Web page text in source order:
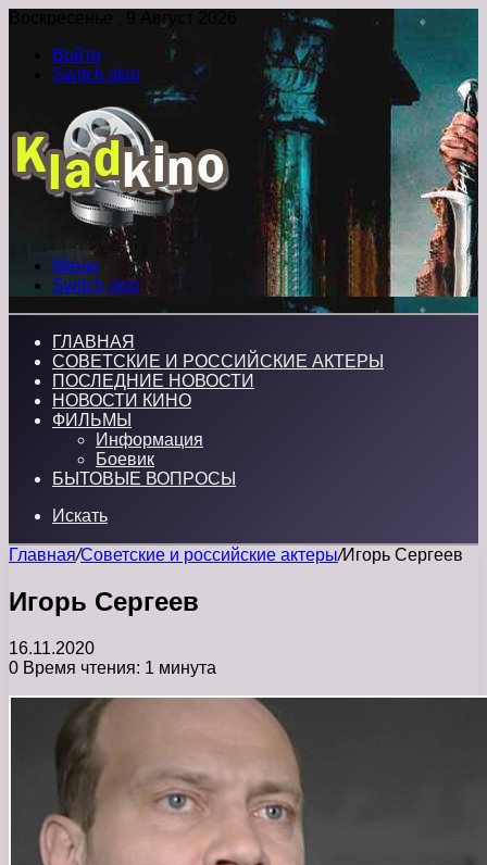
Воскресенье , 9 Август 2026
Войти
Switch skin
Меню
Switch skin
ГЛАВНАЯ
СОВЕТСКИЕ И РОССИЙСКИЕ АКТЕРЫ
ПОСЛЕДНИЕ НОВОСТИ
НОВОСТИ КИНО
ФИЛЬМЫ
Информация
Боевик
БЫТОВЫЕ ВОПРОСЫ
Искать
Главная/Советские и российские актеры/Игорь Сергеев
Игорь Сергеев
16.11.2020
0 Время чтения: 1 минута